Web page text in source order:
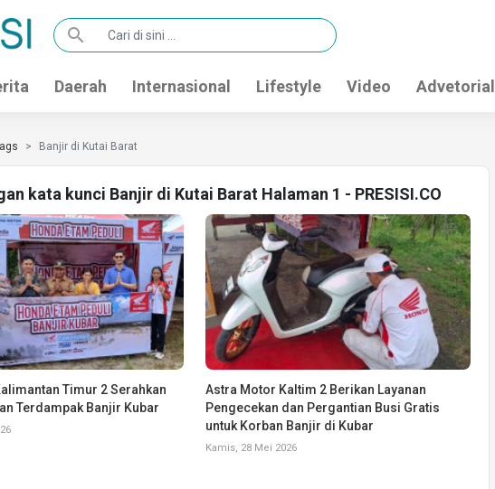
search
Daerah Internasional Lifestyle Video Advetorial
Banjir di Kutai Barat
kata kunci Banjir di Kutai Barat Halaman 1 - PRESISI.CO
Timur 2 Serahkan
Terdampak Banjir Kubar
Astra Motor Kaltim 2 Berikan Layanan
Pengecekan dan Pergantian Busi Gratis
untuk Korban Banjir di Kubar
Kamis, 28 Mei 2026